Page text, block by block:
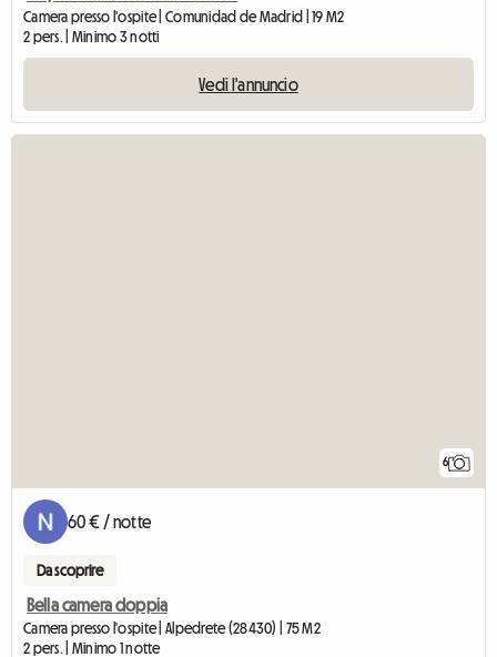
Camera presso l'ospite | Comunidad de Madrid | 19 M2
2 pers. | Minimo 3 notti
Vedi l'annuncio
6
60 € / notte
Da scoprire
Bella camera doppia
Camera presso l'ospite | Alpedrete (28430) | 75 M2
2 pers. | Minimo 1 notte